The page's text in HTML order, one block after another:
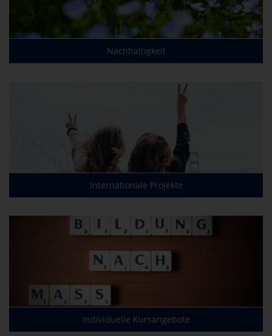
Nachhaltigkeit
Internationale Projekte
Individuelle Kursangebote